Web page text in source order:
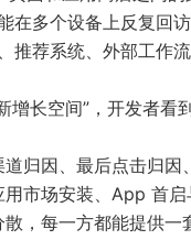
在多个设备上反复回
推荐系统、外部工作
增长空间”，开发者
归因、最后点击归
市场安装、App 首
，每一方都能提供一